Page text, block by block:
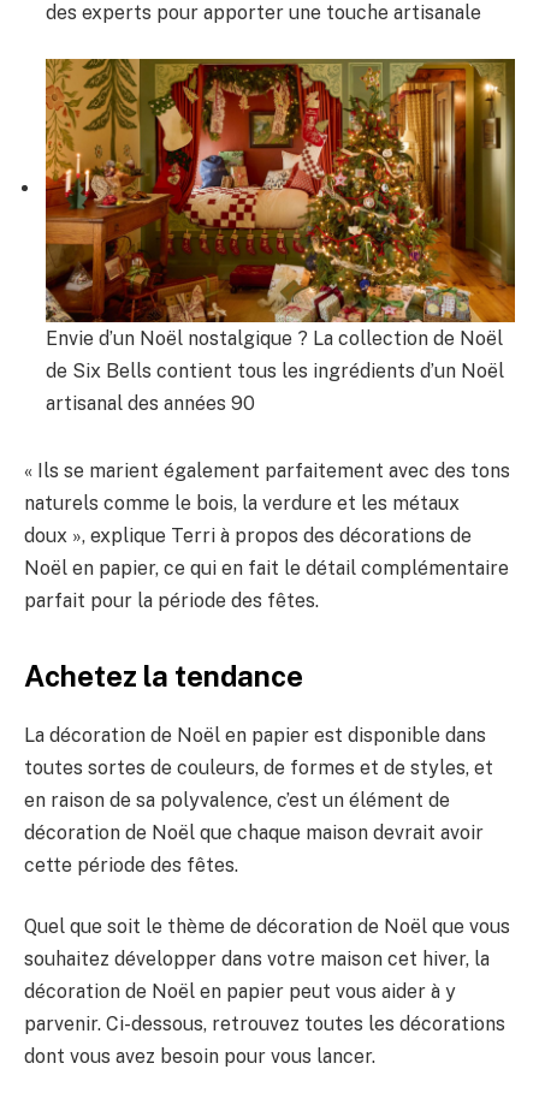
des experts pour apporter une touche artisanale
Envie d’un Noël nostalgique ? La collection de Noël
de Six Bells contient tous les ingrédients d’un Noël
artisanal des années 90
« Ils se marient également parfaitement avec des tons
naturels comme le bois, la verdure et les métaux
doux », explique Terri à propos des décorations de
Noël en papier, ce qui en fait le détail complémentaire
parfait pour la période des fêtes.
Achetez la tendance
La décoration de Noël en papier est disponible dans
toutes sortes de couleurs, de formes et de styles, et
en raison de sa polyvalence, c’est un élément de
décoration de Noël que chaque maison devrait avoir
cette période des fêtes.
Quel que soit le thème de décoration de Noël que vous
souhaitez développer dans votre maison cet hiver, la
décoration de Noël en papier peut vous aider à y
parvenir. Ci-dessous, retrouvez toutes les décorations
dont vous avez besoin pour vous lancer.